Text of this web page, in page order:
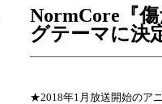
NormCore『
グテーマに決
★2018年1月放送開始のア